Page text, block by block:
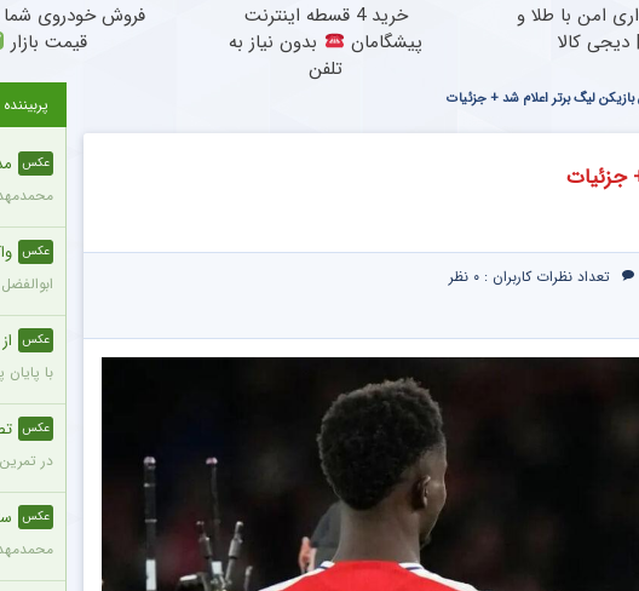
امن با طلا و
دیجی کالا
خرید 4 قسطه اینترنت
پیشگامان
بدون نیاز به
تلفن
فروش خودروی شما
قیمت بازار
بازیکن لیگ برتر اعلام شد + جزئیات
جزئیات
تعداد نظرات کاربران : ۰ نظر
عکس مدافع ۲۱
محمدمهدی زارع، مدافع ۲۱ ساله با قد
عکس
عکس
با
عکس
در
عکس